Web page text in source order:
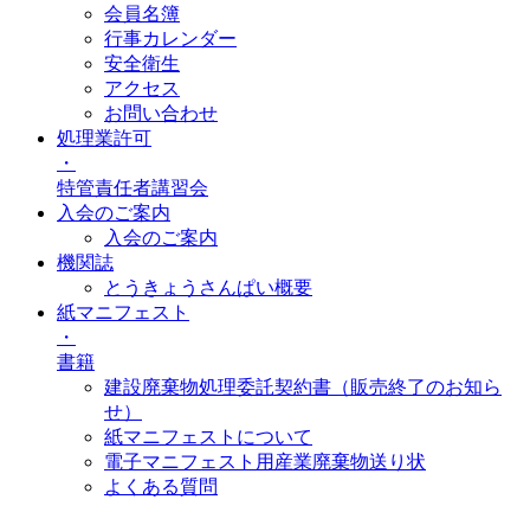
会員名簿
行事カレンダー
安全衛生
アクセス
お問い合わせ
処理業許可
・
特管責任者講習会
入会のご案内
入会のご案内
機関誌
とうきょうさんぱい概要
紙マニフェスト
・
書籍
建設廃棄物処理委託契約書（販売終了のお知ら
せ）
紙マニフェストについて
電子マニフェスト用産業廃棄物送り状
よくある質問